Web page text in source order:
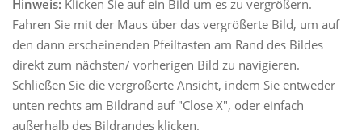
Hinweis: Klicken Sie auf ein Bild um es zu vergrößern.
Fahren Sie mit der Maus über das vergrößerte Bild, um auf
den dann erscheinenden Pfeiltasten am Rand des Bildes
direkt zum nächsten/ vorherigen Bild zu navigieren.
Schließen Sie die vergrößerte Ansicht, indem Sie entweder
unten rechts am Bildrand auf "Close X", oder einfach
außerhalb des Bildrandes klicken.